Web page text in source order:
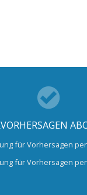
für Vorhersagen per
für Vorhersagen per